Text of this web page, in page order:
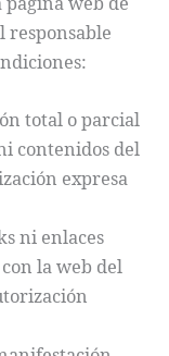
responsable
total o parcial
contenidos del
expresa
ni enlaces
la web del